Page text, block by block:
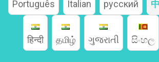
Português Italian русский
हिन्दी தமிழ் ગુજરાતી සිංහල